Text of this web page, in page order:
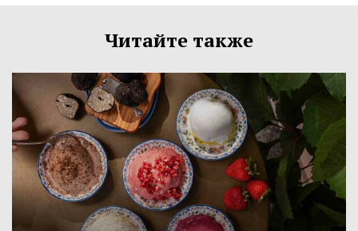
Читайте также